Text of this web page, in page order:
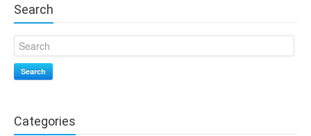
Search
Search
Categories